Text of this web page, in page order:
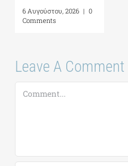
6 Αυγούστου, 2026 | 0
Comments
Leave A Comment
Comment